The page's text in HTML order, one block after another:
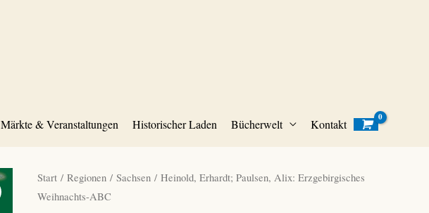
Märkte & Veranstaltungen Historischer Laden Bücherwelt Kontakt
Start/ Regionen/ Sachsen/ Heinold, Erhardt; Paulsen, Alix: Erzgebirgisches
Weihnachts-ABC